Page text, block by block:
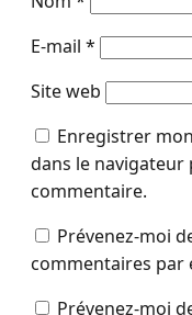
E-mail *
Site web
Enregistrer
dans le
commentaire.
Prévenez-moi
commentaires par
Prévenez-moi